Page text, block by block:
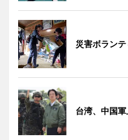
災害ボラン
台湾、中国